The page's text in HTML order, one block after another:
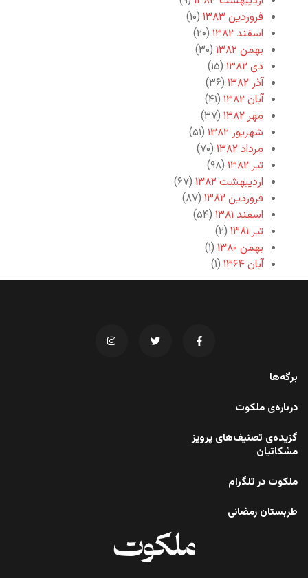
فروردین ۱۳۸۳
(۱۰)
اسفند ۱۳۸۲
(۲۰)
بهمن ۱۳۸۲
(۳۰)
دی ۱۳۸۲
(۱۵)
آذر ۱۳۸۲
(۳۶)
آبان ۱۳۸۲
(۴۱)
مهر ۱۳۸۲
(۳۷)
شهریور ۱۳۸۲
(۵۱)
مرداد ۱۳۸۲
(۷۰)
تیر ۱۳۸۲
(۹۸)
اردیبهشت ۱۳۸۲
(۶۷)
فروردین ۱۳۸۲
(۸۷)
اسفند ۱۳۸۱
(۵۴)
تیر ۱۳۸۱
(۲)
بهمن ۱۳۸۰
(۱)
آبان ۱۳۶۴
(۱)
برگه‌ها
درباره‌ی ملکوت
گزیده‌ی تصنیف‌های پرویز
مشکاتیان
ملکوت در تلگرام
طربستان رمضانی